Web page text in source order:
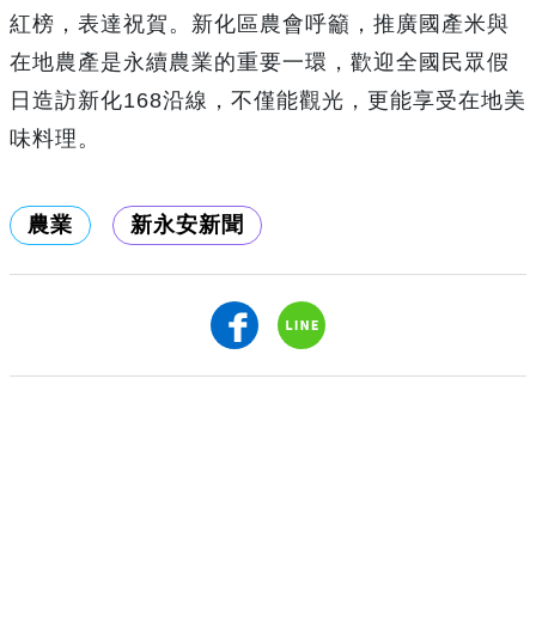
紅榜，表達祝賀。新化區農會呼籲，推廣國產米與
在地農產是永續農業的重要一環，歡迎全國民眾假
日造訪新化168沿線，不僅能觀光，更能享受在地美
味料理。
農業 新永安新聞